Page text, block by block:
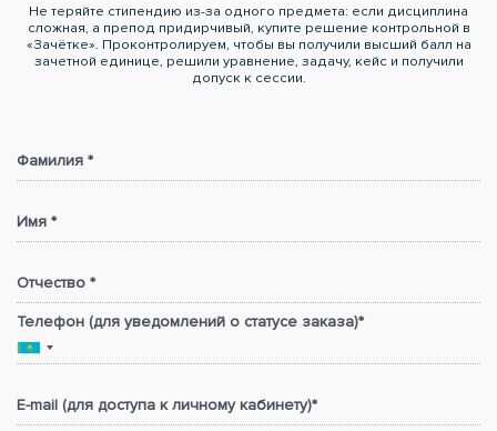
Не теряйте стипендию из-за одного предмета: если дисциплина
сложная, а препод придирчивый, купите решение контрольной в
«Зачётке». Проконтролируем, чтобы вы получили высший балл на
зачетной единице, решили уравнение, задачу, кейс и получили
допуск к сессии.
Фамилия *
Имя *
Отчество *
Телефон (для уведомлений о статусе заказа)*
E-mail (для доступа к личному кабинету)*